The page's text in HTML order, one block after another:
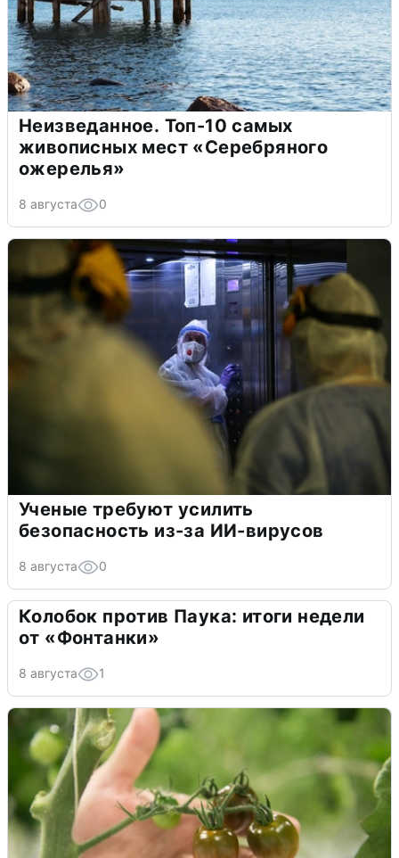
Неизведанное. Топ-10 самых
живописных мест «Серебряного
ожерелья»
8 августа 0
Ученые требуют усилить
безопасность из-за ИИ-вирусов
8 августа 0
Колобок против Паука: итоги недели
от «Фонтанки»
8 августа 1